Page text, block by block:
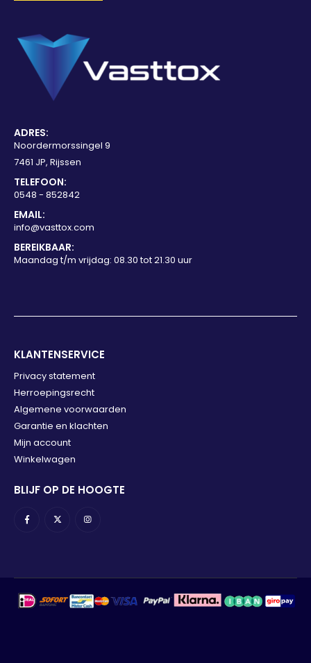
ADRES:
Noordermorssingel 9
7461 JP, Rijssen
TELEFOON:
0548 - 852842
EMAIL:
info@vasttox.com
BEREIKBAAR:
Maandag t/m vrijdag: 08.30 tot 21.30 uur
KLANTENSERVICE
Privacy statement
Herroepingsrecht
Algemene voorwaarden
Garantie en klachten
Mijn account
Winkelwagen
BLIJF OP DE HOOGTE